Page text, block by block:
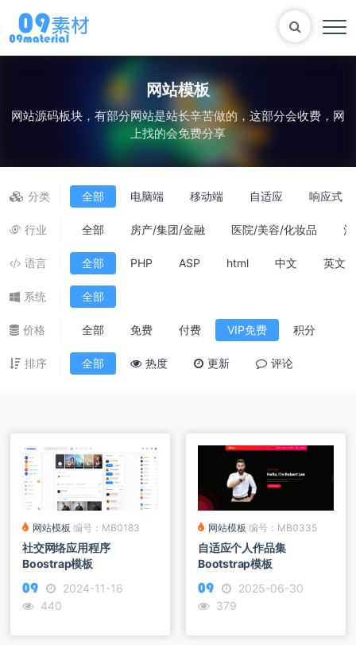
Bootstrap 表单 尼尔机械纪元 轮播
知识库
网站模板
网站源码板块，有部分网站是站长辛苦做的，这部分会收费，网
上找的会免费分享
分类 全部 电脑端 移动端 自适应 响应式
行业 全部 房产/集团/金融 医院/美容/化妆品
语言 全部 PHP ASP html 中文 英文
系统 全部
价格 全部 免费 付费 VIP免费 积分
排序 全部 热度 更新 评论
网站模板 编号：MB0183
社交网络应用程序
Boostrap模板
2024-11-16
440
网站模板 编号：MB0335
自适应个人作品集
Bootstrap模板
2025-06-30
379